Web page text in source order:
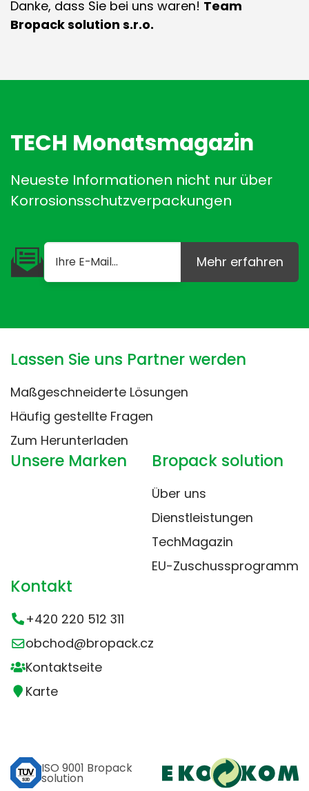
Danke, dass Sie bei uns waren! Team
Bropack solution s.r.o.
TECH Monatsmagazin
Neueste Informationen nicht nur über
Korrosionsschutzverpackungen
Mehr erfahren
Lassen Sie uns Partner werden
Maßgeschneiderte Lösungen
Häufig gestellte Fragen
Zum Herunterladen
Unsere Marken Bropack solution
Über uns
Dienstleistungen
TechMagazin
EU-Zuschussprogramm
Kontakt
+420 220 512 311
obchod@bropack.cz
Kontaktseite
Karte
ISO 9001 Bropack
solution